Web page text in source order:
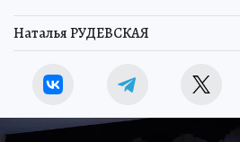
Наталья РУДЕВСКАЯ